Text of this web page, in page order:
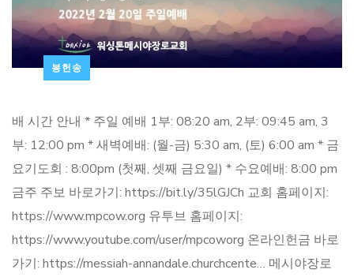
봉헌송
배 시간 안내 * 주일 예배 1부: 08:20 am, 2부: 09:45 am, 3
부: 12:00 pm * 새벽예배: (월-금) 5:30 am, (토) 6:00 am * 금
요기도회 : 8:00pm (첫째, 셋째 금요일) * 수요예배: 8:00 pm
금주 주보 바로가기: https://bit.ly/35lGJCh 교회 홈페이지:
https://www.mpcow.org 유투브 홈페이지:
https://www.youtube.com/user/mpcoworg 온라인헌금 바로
가기: https://messiah-annandale.churchcente… 메시야장로